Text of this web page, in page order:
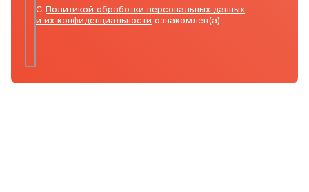
С Политикой обработки персональных данных
и их конфиденциальности ознакомлен(а)